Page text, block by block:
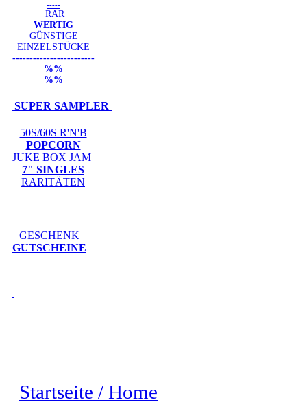
-----
RAR
WERTIG
GÜNSTIGE
EINZELSTÜCKE
------------------------
%%
%%
SUPER SAMPLER
50S/60S R'N'B
POPCORN
JUKE BOX JAM
7" SINGLES
RARITÄTEN
GESCHENK
GUTSCHEINE
Startseite / Home